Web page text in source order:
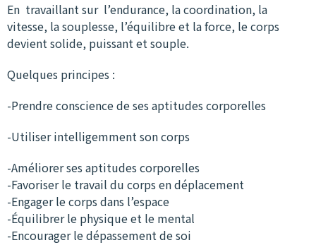
En travaillant sur l’endurance, la coordination, la
vitesse, la souplesse, l’équilibre et la force, le corps
devient solide, puissant et souple.
Quelques principes :
-Prendre conscience de ses aptitudes corporelles
-Utiliser intelligemment son corps
-Améliorer ses aptitudes corporelles
-Favoriser le travail du corps en déplacement
-Engager le corps dans l’espace
-Équilibrer le physique et le mental
-Encourager le dépassement de soi